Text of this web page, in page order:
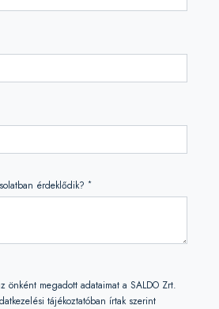
érdeklődik? *
önként megadott adataimat a SALDO Zrt.
tájékoztatóban írtak szerint